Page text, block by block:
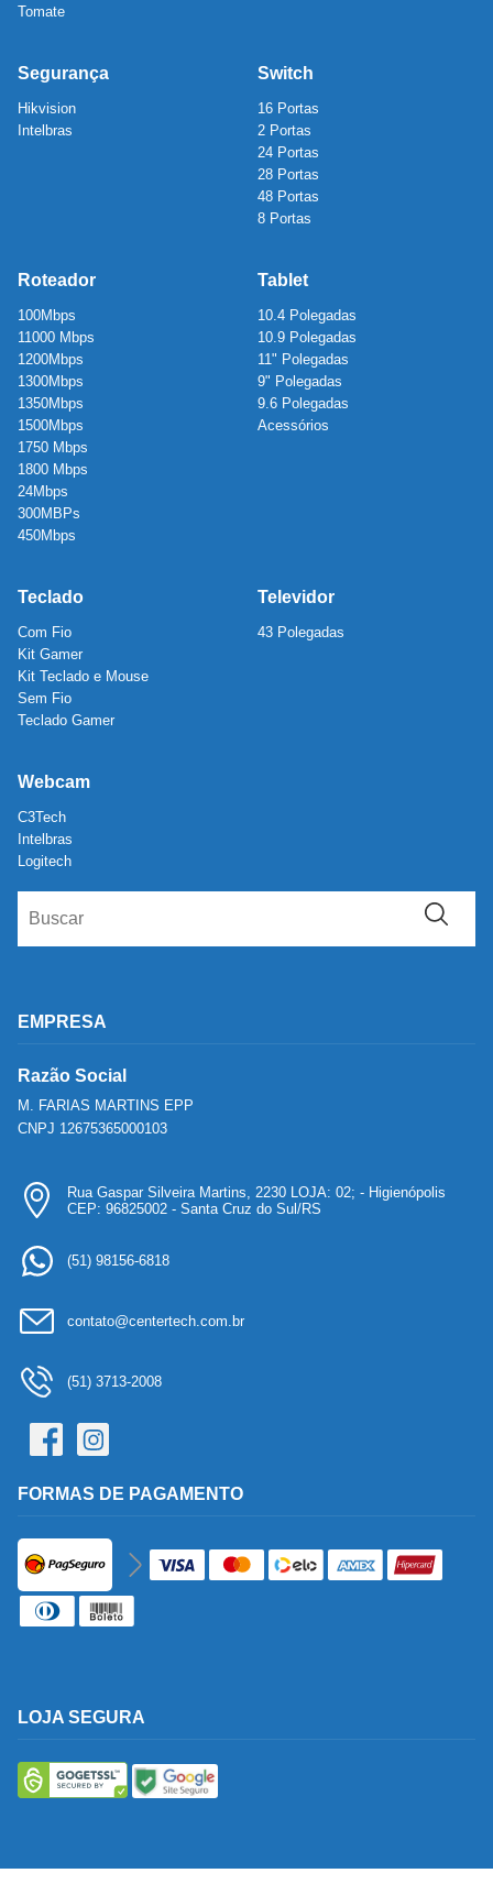
Tomate
Segurança
Hikvision
Intelbras
Switch
16 Portas
2 Portas
24 Portas
28 Portas
48 Portas
8 Portas
Roteador
100Mbps
11000 Mbps
1200Mbps
1300Mbps
1350Mbps
1500Mbps
1750 Mbps
1800 Mbps
24Mbps
300MBPs
450Mbps
Tablet
10.4 Polegadas
10.9 Polegadas
11" Polegadas
9" Polegadas
9.6 Polegadas
Acessórios
Teclado
Com Fio
Kit Gamer
Kit Teclado e Mouse
Sem Fio
Teclado Gamer
Televidor
43 Polegadas
Webcam
C3Tech
Intelbras
Logitech
EMPRESA
Razão Social
M. FARIAS MARTINS EPP
CNPJ 12675365000103
Rua Gaspar Silveira Martins, 2230 LOJA: 02; - Higienópolis
CEP: 96825002 - Santa Cruz do Sul/RS
(51) 98156-6818
contato@centertech.com.br
(51) 3713-2008
FORMAS DE PAGAMENTO
LOJA SEGURA